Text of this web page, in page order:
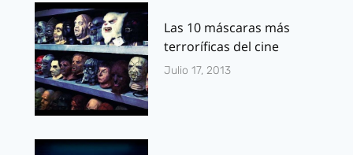
Las 10 máscaras más
terroríficas del cine
Julio 17, 2013